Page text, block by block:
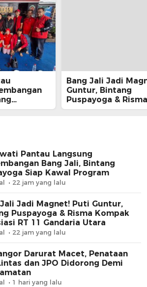
Kawal
Bang Jali Jadi
Guntur, Bintang
Puspayoga & Risma
Kompak Apresiasi
Pantau Langsung
Bang Jali, Bintang
Siap Kawal Program
22 jam yang lalu
Jali Jadi Magnet! Puti Guntur,
Puspayoga & Risma Kompak
RT 11 Gandaria Utara
22 jam yang lalu
Darurat Macet, Penataan
dan JPO Didorong Demi
1 hari yang lalu